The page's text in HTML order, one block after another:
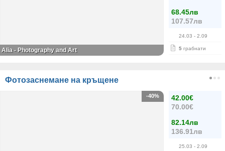
68.45лв
107.57лв
24.03 - 2.09
5 грабнати
Alia - Photography and Art
Фотозаснемане на кръщене
42.00€
70.00€
82.14лв
136.91лв
25.03 - 2.09
-40%